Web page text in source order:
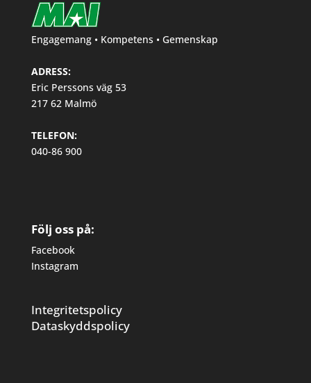
Engagemang • Kompetens • Gemenskap
ADRESS:
Eric Perssons väg 53
217 62 Malmö
TELEFON:
040-86 900
Följ oss på:
Facebook
Instagram
Integritetspolicy
Dataskyddspolicy